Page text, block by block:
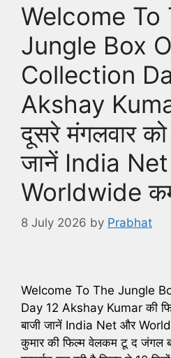
Welcome To
Jungle Box
Collection
Akshay
दूसरे मंगलवार को
जानें India
Worldwide
8 July 2026 by Prabhat
Welcome To The Jungle
Day 12 Akshay Kumar की
बाजी जानें India Net और
कुमार की फिल्म वेलकम टू द जंगल